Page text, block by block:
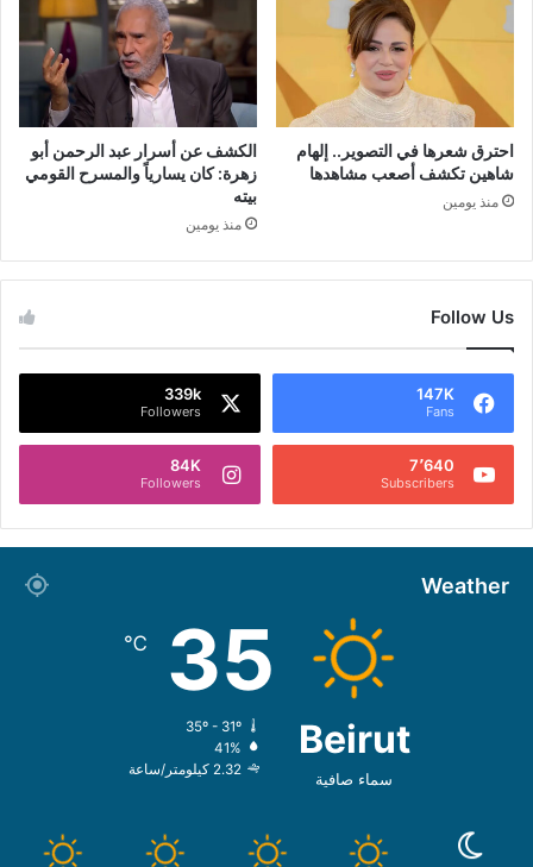
احترق شعرها في التصوير.. إلهام
شاهين تكشف أصعب مشاهدها
منذ يومين
الكشف عن أسرار عبد الرحمن أبو
زهرة: كان يسارياً والمسرح القومي
بيته
منذ يومين
Follow Us
147K
Fans
339k
Followers
7٬640
Subscribers
84K
Followers
Weather
Beirut
سماء صافية
35
℃
35º - 31º
41%
2.32 كيلومتر/ساعة